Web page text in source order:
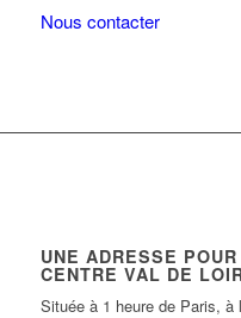
Nous contacter
UNE ADRESSE
CENTRE VAL DE
Située à 1 heure de Paris,